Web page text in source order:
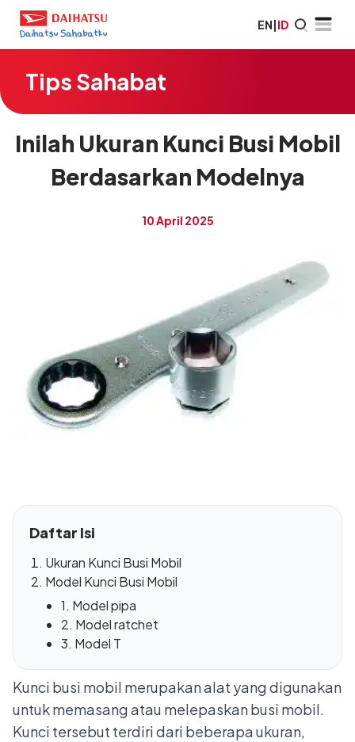
EN|ID
Tips Sahabat
Inilah Ukuran Kunci Busi Mobil
Berdasarkan Modelnya
10 April 2025
Daftar Isi
Ukuran Kunci Busi Mobil
Model Kunci Busi Mobil
1. Model pipa
2. Model ratchet
3. Model T
Kunci busi mobil merupakan alat yang digunakan
untuk memasang atau melepaskan busi mobil.
Kunci tersebut terdiri dari beberapa ukuran,